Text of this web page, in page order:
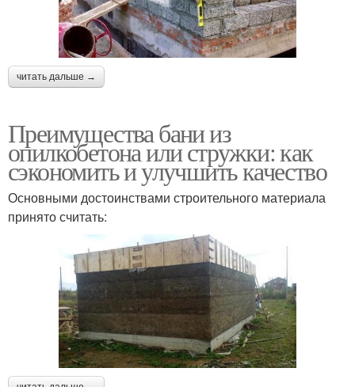
читать дальше →
Преимущества бани из
опилкобетона или стружки: как
сэкономить и улучшить качество
Основными достоинствами строительного материала
принято считать: